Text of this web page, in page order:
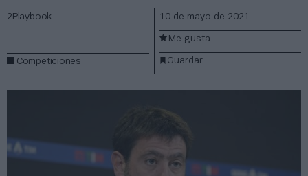
2Playbook
Competiciones
10 de mayo de 2021
Guardar
Me gusta